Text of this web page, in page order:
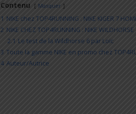
Contenu Masquer
1 NIKE chez TOP4RUNNING : NIKE KIGER 7
2 NIKE CHEZ TOP4RUNNING : NIKE
2.1 Le test de la Wildhorse 6 par Loïc
3 Toute la gamme NIKE en promo chez
4 Auteur/Autrice